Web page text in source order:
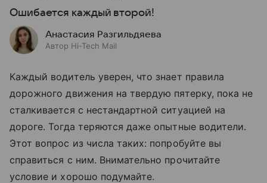
Ошибается каждый второй!
Анастасия Разгильдяева
Автор Hi-Tech Mail
Каждый водитель уверен, что знает правила
дорожного движения на твердую пятерку, пока не
сталкивается с нестандартной ситуацией на
дороге. Тогда теряются даже опытные водители.
Этот вопрос из числа таких: попробуйте вы
справиться с ним. Внимательно прочитайте
условие и хорошо подумайте.